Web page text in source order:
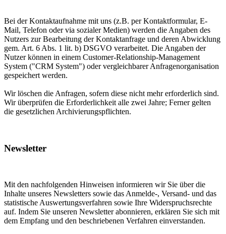
Bei der Kontaktaufnahme mit uns (z.B. per Kontaktformular, E-
Mail, Telefon oder via sozialer Medien) werden die Angaben des
Nutzers zur Bearbeitung der Kontaktanfrage und deren Abwicklung
gem. Art. 6 Abs. 1 lit. b) DSGVO verarbeitet. Die Angaben der
Nutzer können in einem Customer-Relationship-Management
System ("CRM System") oder vergleichbarer Anfragenorganisation
gespeichert werden.
Wir löschen die Anfragen, sofern diese nicht mehr erforderlich sind.
Wir überprüfen die Erforderlichkeit alle zwei Jahre; Ferner gelten
die gesetzlichen Archivierungspflichten.
Newsletter
Mit den nachfolgenden Hinweisen informieren wir Sie über die
Inhalte unseres Newsletters sowie das Anmelde-, Versand- und das
statistische Auswertungsverfahren sowie Ihre Widerspruchsrechte
auf. Indem Sie unseren Newsletter abonnieren, erklären Sie sich mit
dem Empfang und den beschriebenen Verfahren einverstanden.